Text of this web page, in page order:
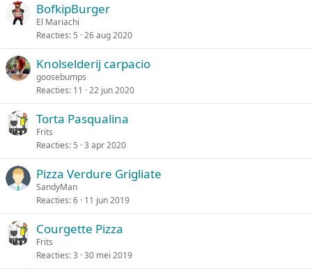
BofkipBurger
El Mariachi
Reacties 5 26 aug 2020
Knolselderij carpacio
goosebumps
Reacties 11 22 jun 2020
Torta Pasqualina
Frits
Reacties 5 3 apr 2020
Pizza Verdure Grigliate
SandyMan
Reacties 6 11 jun 2019
Courgette Pizza
Frits
Reacties 3 30 mei 2019